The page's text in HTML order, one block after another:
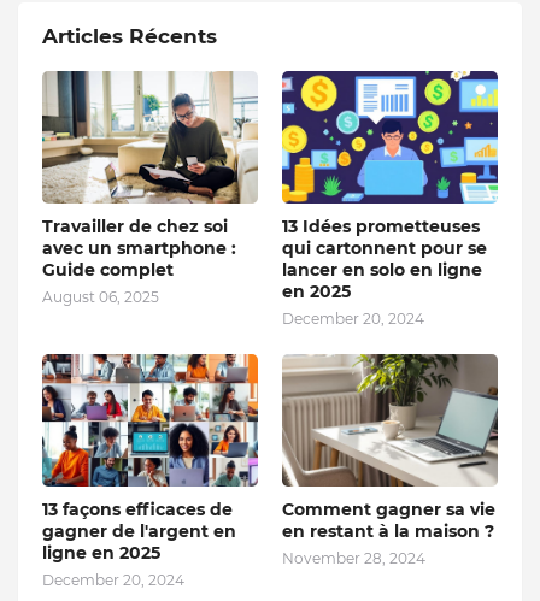
Articles Récents
Travailler de chez soi
avec un smartphone :
Guide complet
August 06, 2025
13 Idées prometteuses
qui cartonnent pour se
lancer en solo en ligne
en 2025
December 20, 2024
13 façons efficaces de
gagner de l'argent en
ligne en 2025
December 20, 2024
Comment gagner sa vie
en restant à la maison ?
November 28, 2024